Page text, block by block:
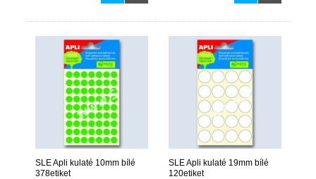
SLE Apli kulaté 10mm bílé
378etiket
SLE Apli kulaté 19mm bílé
120etiket